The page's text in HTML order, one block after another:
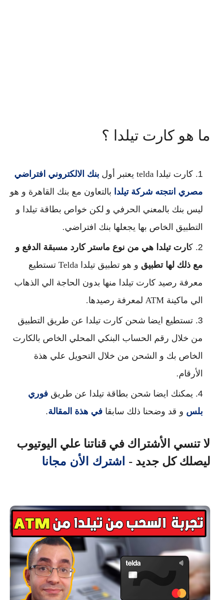
ما هو كارت تيلدا ؟
كارت تيلدا telda يعتبر أول
بنك الالكتروني افتراضي
مصري انتجته شركة تيلدا بالتعاون مع بنك القاهرة و هو
ليس بنك بالمعني الحرفي و لكن خواص بطاقة تيلدا و
التطبيق الخاص بها يجعلها بنك افتراضي.
كارت تيلدا هي من نوع ماستر كارد مسبقة الدفع و
مع ذلك لها تطبيق
و هو تطبيق تيلدا Telda تستطيع
معرفة رصيد كارت تيلدا منها بدون الحاجة الي الذهاب
الي ماكينة ATM لمعرفة رصيدها.
تستطيع ايضا شحن كارت تيلدا عن طريق التطبيق
من خلال رقم الحساب البنكي المحلي الخاص بالكارت
الخاص بك و الشحن من خلال التحويل علي هذة
الأرقام.
يمكنك ايضا شحن بطاقة تيلدا عن طريق فوري
بلس و قد وضحنا ذلك سابقا في هذة المقالة.
لا تنسي الأشتراك في قناتنا علي اليوتيوب
ليصلك كل جديد - اشترك الأن مجانا